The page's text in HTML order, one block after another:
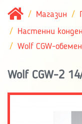
Магазин
Настенни
Wolf CGW-
Wolf CGW-2